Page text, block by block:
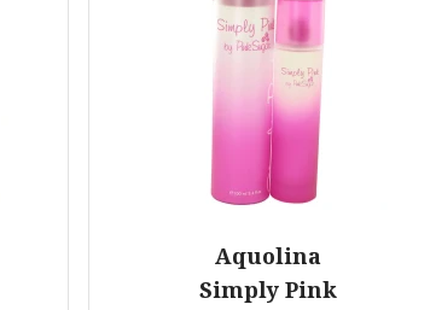
Aquolina
Simply Pink